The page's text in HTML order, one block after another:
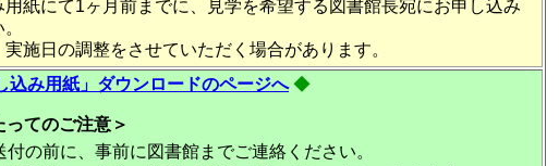
用紙にて1ヶ月前までに、見学を希望する図書館長宛にお申し込み
実施日の調整をさせていただく場合があります。
込み用紙」ダウンロードのページへ ◆
ってのご注意＞
の前に、事前に図書館までご連絡ください。